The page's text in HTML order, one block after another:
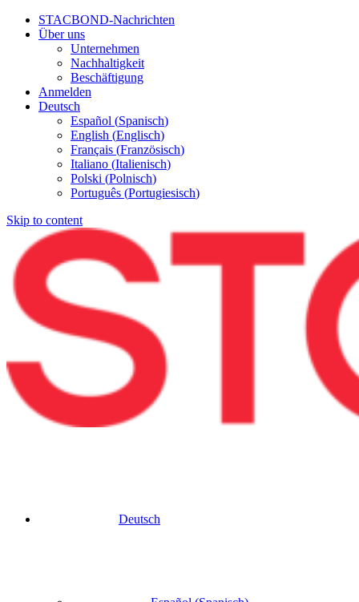
STACBOND-Nachrichten
Über uns
Unternehmen
Nachhaltigkeit
Beschäftigung
Anmelden
Deutsch
Español (Spanisch)
English (Englisch)
Français (Französisch)
Italiano (Italienisch)
Polski (Polnisch)
Português (Portugiesisch)
Skip to content
Deutsch